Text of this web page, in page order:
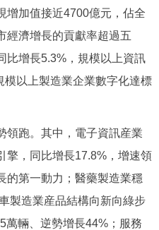
務
我要諮詢 我要建議
增加值接近4700億元，佔全
經濟增長的貢獻率超過五
比增長5.3%，規模以上資訊
以上製造業企業數字化達標
跑。其中，電子資訊産業
擎，同比增長17.8%，增速領
的第一動力；醫藥製造業穩
製造業産品結構向新向綠步
萬輛、逆勢增長44%；服務